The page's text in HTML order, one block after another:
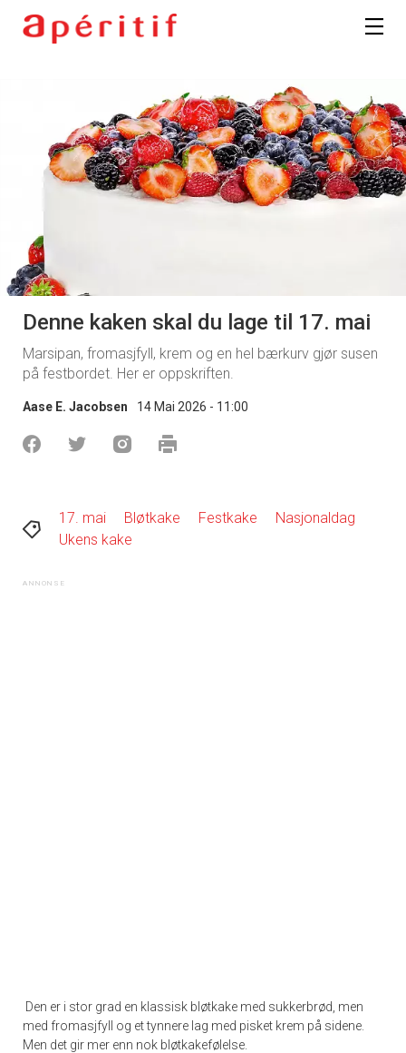
Denne kaken skal du lage til 17. mai
Marsipan, fromasjfyll, krem og en hel bærkurv gjør susen
på festbordet. Her er oppskriften.
Aase E. Jacobsen 14 Mai 2026 - 11:00
17. mai Bløtkake Festkake
Nasjonaldag
Ukens kake
Den er i stor grad en klassisk bløtkake med sukkerbrød, men
med fromasjfyll og et tynnere lag med pisket krem på sidene.
Men det gir mer enn nok bløtkakefølelse.